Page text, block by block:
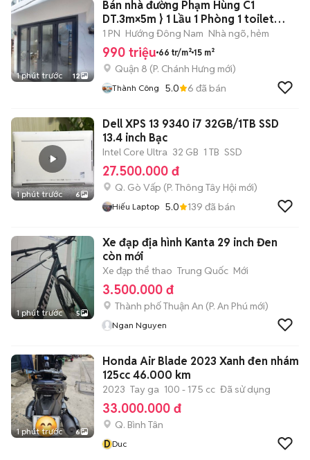
1 phút trước 12
Bán nhà đường Phạm Hùng C1
DT.3m×5m } 1 Lầu 1 Phòng 1 toilet
Hẽm chợ
1 PN Hướng Đông Nam Nhà ngõ, hẻm
990 triệu 66 tr/m² 15 m²
Quận 8 (P. Chánh Hưng mới)
Thành Công 5.0 6 đã bán
1 phút trước 6
Dell XPS 13 9340 i7 32GB/1TB SSD
13.4 inch Bạc
Intel Core Ultra 32 GB 1 TB SSD
27.500.000 đ
Q. Gò Vấp (P. Thông Tây Hội mới)
Hiếu Laptop 5.0 139 đã bán
1 phút trước 5
Xe đạp địa hình Kanta 29 inch Đen
còn mới
Xe đạp thể thao Trung Quốc Mới
3.500.000 đ
Thành phố Thuận An (P. An Phú mới)
Ngan Nguyen
1 phút trước 6
Honda Air Blade 2023 Xanh đen nhám
125cc 46.000 km
2023 Tay ga 100 - 175 cc Đã sử dụng
33.000.000 đ
Q. Bình Tân
DDuc